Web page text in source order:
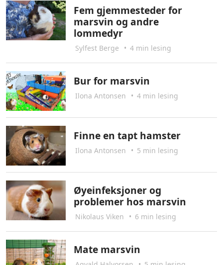
Fem gjemmesteder for
marsvin og andre
lommedyr
Sylfest Berge • 4 min lesing
Bur for marsvin
Ilona Antonsen • 4 min lesing
Finne en tapt hamster
Ilona Antonsen • 5 min lesing
Øyeinfeksjoner og
problemer hos marsvin
Nikolaus Viken • 6 min lesing
Mate marsvin